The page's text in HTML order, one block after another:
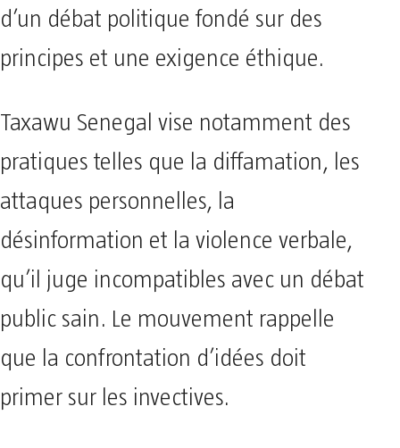
d’un débat politique fondé sur des
principes et une exigence éthique.
Taxawu Senegal vise notamment des
pratiques telles que la diffamation, les
attaques personnelles, la
désinformation et la violence verbale,
qu’il juge incompatibles avec un débat
public sain. Le mouvement rappelle
que la confrontation d’idées doit
primer sur les invectives.